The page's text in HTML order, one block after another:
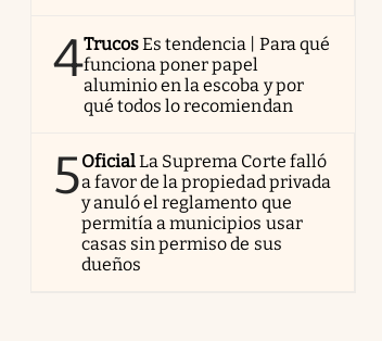
4TrucosEs tendencia | Para qué
funciona poner papel
aluminio en la escoba y por
qué todos lo recomiendan
5OficialLa Suprema Corte falló
a favor de la propiedad privada
y anuló el reglamento que
permitía a municipios usar
casas sin permiso de sus
dueños